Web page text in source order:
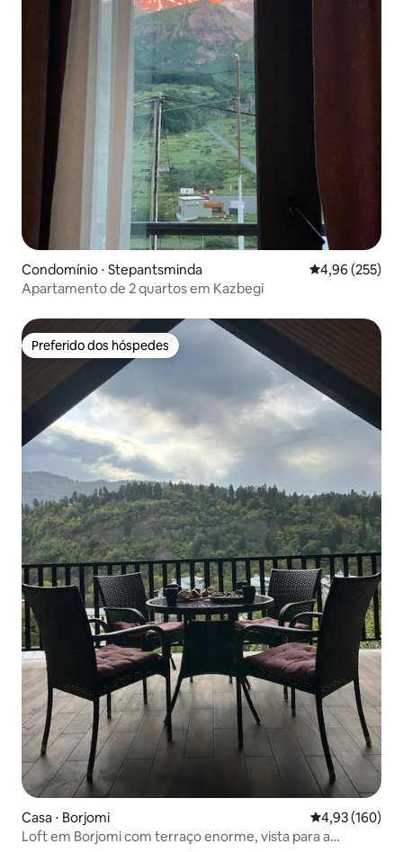
Condomínio ⋅ Stepantsminda 4,96 de uma
4,96 (255)
Apartamento de 2 quartos em Kazbegi
Preferido dos hóspedes
Preferido dos hóspedes
Casa ⋅ Borjomi 4,93 de uma
4,93 (160)
Loft em Borjomi com terraço enorme, vista para a